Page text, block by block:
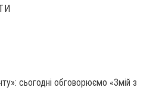
сьогодні обговорюємо «Змій з